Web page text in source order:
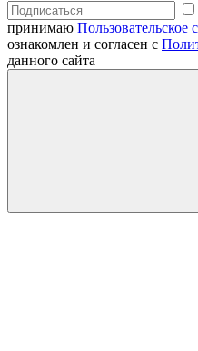
принимаю Пользовательское
ознакомлен и согласен с
данного сайта